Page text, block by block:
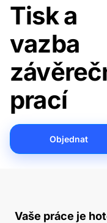
Tisk a
vazba
prací
Objednat
Vaše práce je